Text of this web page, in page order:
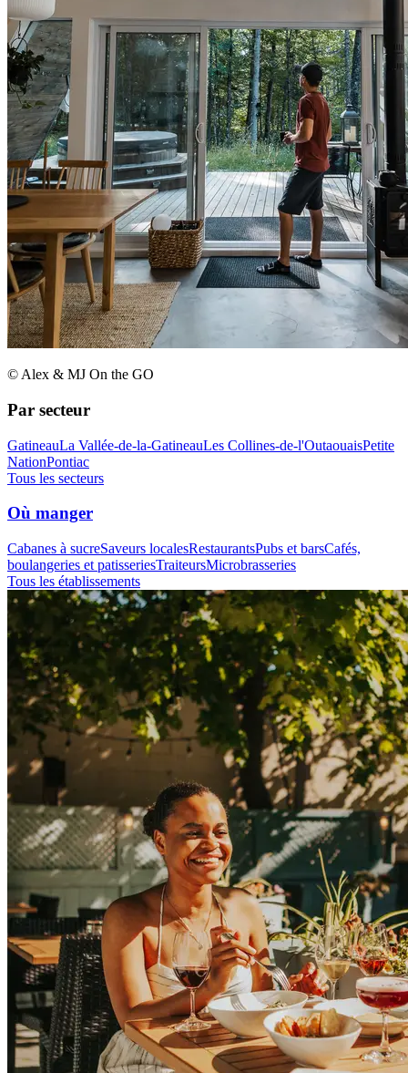
© Alex & MJ On the GO
Par secteur
GatineauLa Vallée-de-la-GatineauLes Collines-de-l'OutaouaisPetite
NationPontiac
Tous les secteurs
Où manger
Cabanes à sucreSaveurs localesRestaurantsPubs et barsCafés,
boulangeries et patisseriesTraiteursMicrobrasseries
Tous les établissements